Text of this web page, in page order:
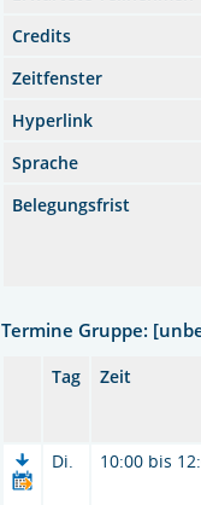
Credits
Zeitfenster
Hyperlink
Sprache
Belegungsfrist
Termine Gruppe:
Tag Zeit
Di. 10:00 bis